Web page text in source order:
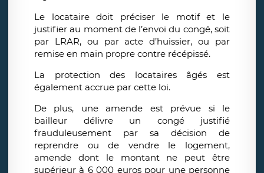
Le locataire doit préciser le motif et le
justifier au moment de l’envoi du congé, soit
par LRAR, ou par acte d’huissier, ou par
remise en main propre contre récépissé.
La protection des locataires âgés est
également accrue par cette loi.
De plus, une amende est prévue si le
bailleur délivre un congé justifié
frauduleusement par sa décision de
reprendre ou de vendre le logement,
amende dont le montant ne peut être
supérieur à 6 000 euros pour une personne